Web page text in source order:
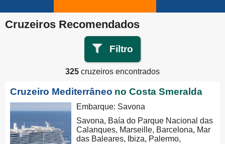
Cruzeiros Recomendados
Filtro
325 cruzeiros encontrados
Cruzeiro Mediterrâneo no Costa Smeralda
Embarque: Savona
Savona, Baía do Parque Nacional das
Calanques, Marseille, Barcelona, Mar
das Baleares, Ibiza, Palermo,